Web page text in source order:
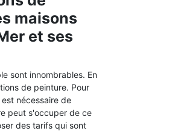
maisons
et ses
sont innombrables. En
de peinture. Pour
nécessaire de
peut s'occuper de ce
des tarifs qui sont